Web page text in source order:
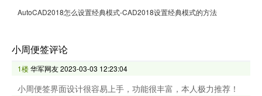
AutoCAD2018怎么设置经典模式-CAD2018设置经典模式的方法
小周便签评论
1楼华军网友2023-03-03 12:23:04
小周便签界面设计很容易上手，功能很丰富，本人极力推荐！